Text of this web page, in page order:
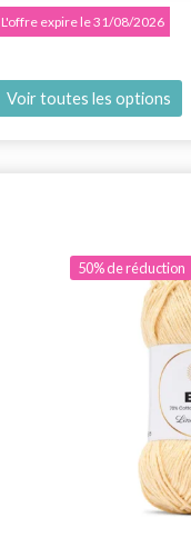
L'offre expire le 31/08/2026
Voir toutes les options
50% de réduction